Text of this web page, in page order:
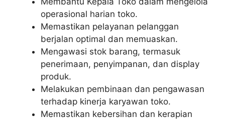
operasional harian toko.
Memastikan pelayanan pelanggan
berjalan optimal dan memuaskan.
Mengawasi stok barang, termasuk
penerimaan, penyimpanan, dan display
produk.
Melakukan pembinaan dan pengawasan
terhadap kinerja karyawan toko.
Memastikan kebersihan dan kerapian